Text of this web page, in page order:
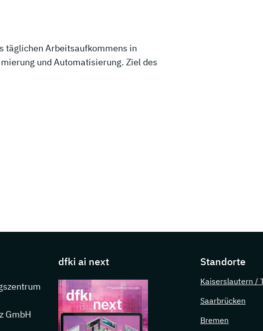
täglichen Arbeitsaufkommens in
und Automatisierung. Ziel des
GmbH
dfki ai next Standorte
Kaiserslautern /
Saarbrücken
Bremen